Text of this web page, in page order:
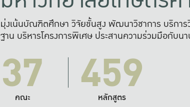
มุ่งเน้นบัณฑิตศึกษา วิจัยขั้นสูง พัฒนาวิชาการ บริกา
ฐาน บริหารโครงการพิเศษ ประสานความร่วมมือกับน
37
คณะ 459
หลักสูตร